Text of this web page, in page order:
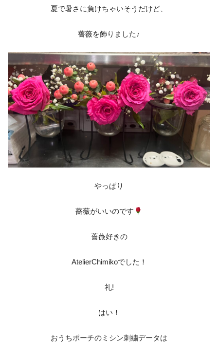
夏で暑さに負けちゃいそうだけど、
薔薇を飾りました♪
やっぱり
薔薇がいいのです
薔薇好きの
AtelierChimikoでした！
‎礼!‎
はい！
おうちポーチのミシン刺繍データは